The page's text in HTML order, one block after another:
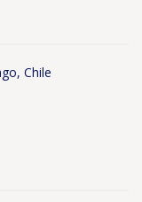
Chile